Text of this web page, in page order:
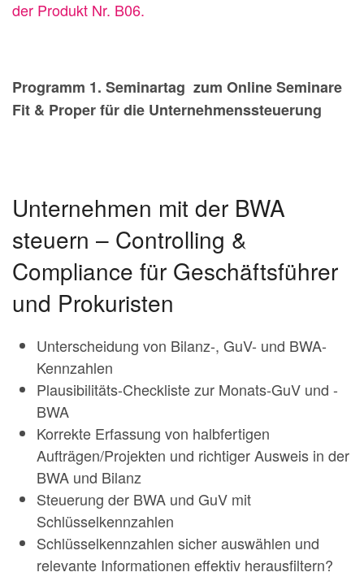
der Produkt Nr. B06.
Programm 1. Seminartag zum Online Seminare
Fit & Proper für die Unternehmenssteuerung
Unternehmen mit der BWA
steuern – Controlling &
Compliance für Geschäftsführer
und Prokuristen
Unterscheidung von Bilanz-, GuV- und BWA-
Kennzahlen
Plausibilitäts-Checkliste zur Monats-GuV und -
BWA
Korrekte Erfassung von halbfertigen
Aufträgen/Projekten und richtiger Ausweis in der
BWA und Bilanz
Steuerung der BWA und GuV mit
Schlüsselkennzahlen
Schlüsselkennzahlen sicher auswählen und
relevante Informationen effektiv herausfiltern?